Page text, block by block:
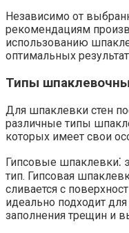
Независимо от
рекомендациям
использованию
оптимальных
Типы
Для шпаклевки стен
различные типы
которых имеет свои
Гипсовые шпаклевки⁚
тип.​ Гипсовая
сливается с
идеально подходит
заполнения трещин и